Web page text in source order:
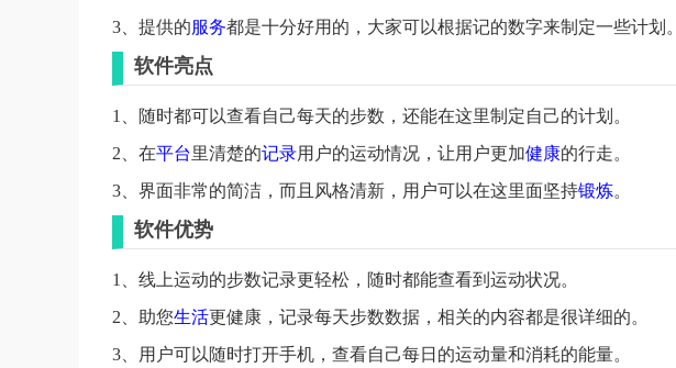
3、提供的服务都是十分好用的，大家可以根据记的数字来制定一些计划。
软件亮点
1、随时都可以查看自己每天的步数，还能在这里制定自己的计划。
2、在平台里清楚的记录用户的运动情况，让用户更加健康的行走。
3、界面非常的简洁，而且风格清新，用户可以在这里面坚持锻炼。
软件优势
1、线上运动的步数记录更轻松，随时都能查看到运动状况。
2、助您生活更健康，记录每天步数数据，相关的内容都是很详细的。
3、用户可以随时打开手机，查看自己每日的运动量和消耗的能量。